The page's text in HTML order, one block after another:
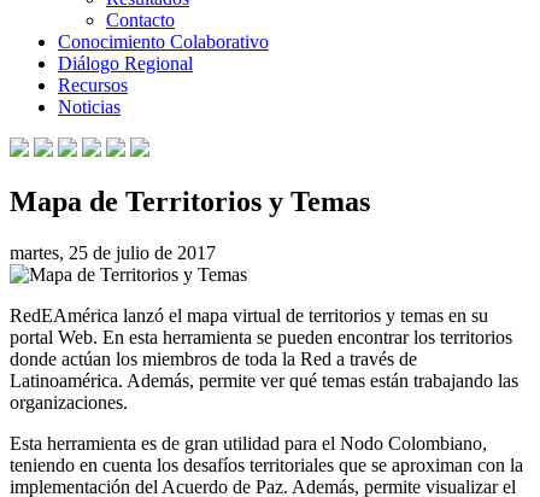
Contacto
Conocimiento Colaborativo
Diálogo Regional
Recursos
Noticias
Mapa de Territorios y Temas
martes, 25 de julio de 2017
RedEAmérica lanzó el mapa virtual de territorios y temas en su
portal Web. En esta herramienta se pueden encontrar los territorios
donde actúan los miembros de toda la Red a través de
Latinoamérica. Además, permite ver qué temas están trabajando las
organizaciones.
Esta herramienta es de gran utilidad para el Nodo Colombiano,
teniendo en cuenta los desafíos territoriales que se aproximan con la
implementación del Acuerdo de Paz. Además, permite visualizar el